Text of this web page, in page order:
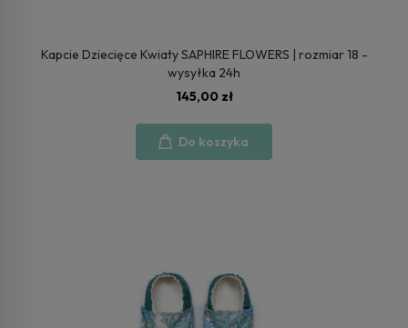
Kapcie Dziecięce Kwiaty SAPHIRE FLOWERS | rozmiar 18 -
wysyłka 24h
145,00 zł
Do koszyka